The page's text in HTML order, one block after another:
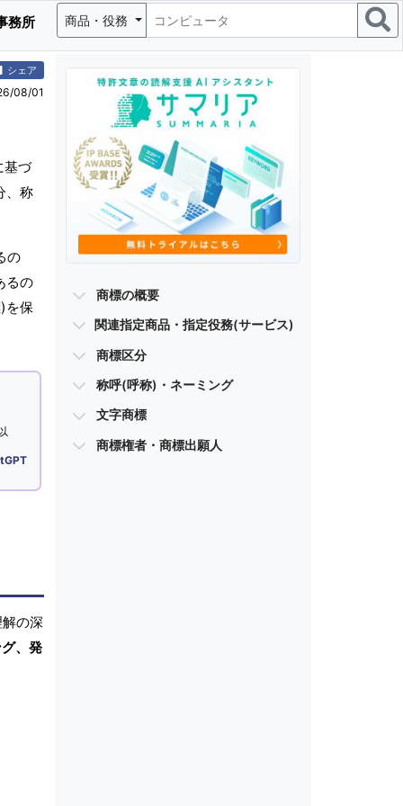
務所 商品・役務
シェア
08/01
基づ
、称
の
るの
を保
の深
、発
商標の概要
関連指定商品・指定役務(サービス)
商標区分
称呼(呼称)・ネーミング
文字商標
商標権者・商標出願人